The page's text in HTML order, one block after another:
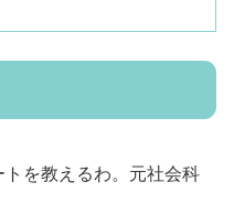
を教えるわ。元社会科